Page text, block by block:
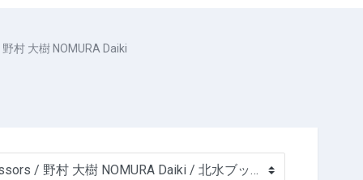
野村 大樹 NOMURA Daiki